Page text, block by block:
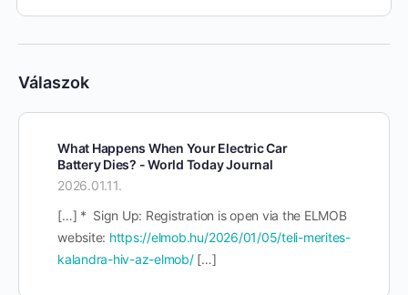
Válaszok
What Happens When Your Electric Car
Battery Dies? - World Today Journal
2026.01.11.
[…] * ⁣ Sign Up: Registration is open via the ELMOB
website: https://elmob.hu/2026/01/05/teli-merites-
kalandra-hiv-az-elmob/[…]